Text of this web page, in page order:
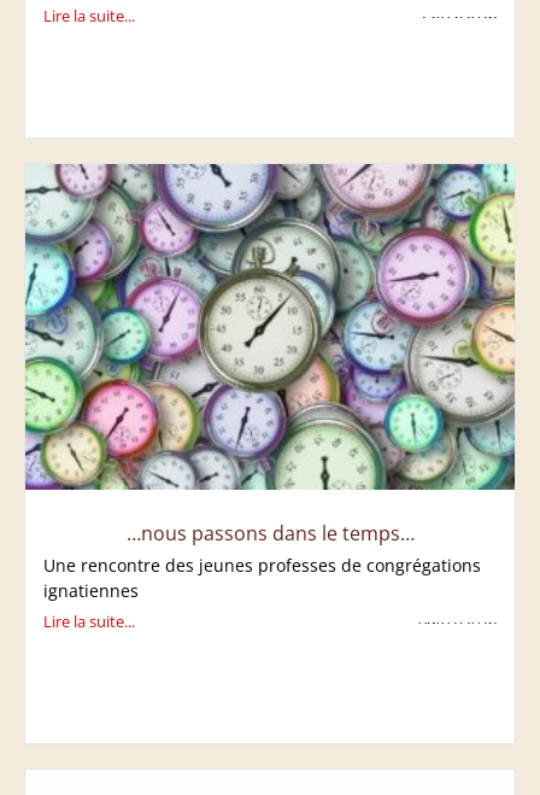
Lire la suite... 25/05/2026
…nous passons dans le temps…
Une rencontre des jeunes professes de congrégations
ignatiennes
Lire la suite... 09/02/2026